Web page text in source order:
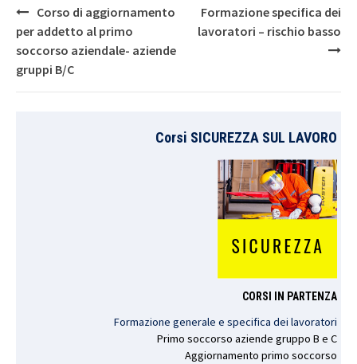
Post
navigation
Corso di aggiornamento
per addetto al primo
soccorso aziendale- aziende
gruppi B/C
Formazione specifica dei
lavoratori – rischio basso
Corsi SICUREZZA SUL LAVORO
CORSI IN PARTENZA
Formazione generale e specifica dei lavoratori
Primo soccorso aziende gruppo B e C
Aggiornamento primo soccorso